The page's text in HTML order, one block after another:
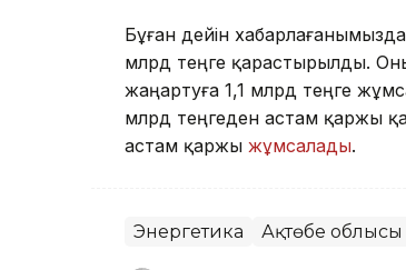
Бұған дейін
млрд теңге қарастырылды.
жаңартуға 1,1 млрд теңге
млрд теңгеден астам қаржы
астам қаржы жұмсалады.
Энергетика Ақтөбе облысы